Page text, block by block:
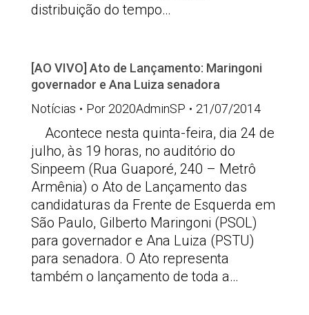
distribuição do tempo…
[AO VIVO] Ato de Lançamento: Maringoni
governador e Ana Luiza senadora
Notícias
Por 2020AdminSP 21/07/2014
Acontece nesta quinta-feira, dia 24 de
julho, às 19 horas, no auditório do
Sinpeem (Rua Guaporé, 240 – Metrô
Armênia) o Ato de Lançamento das
candidaturas da Frente de Esquerda em
São Paulo, Gilberto Maringoni (PSOL)
para governador e Ana Luiza (PSTU)
para senadora. O Ato representa
também o lançamento de toda a…